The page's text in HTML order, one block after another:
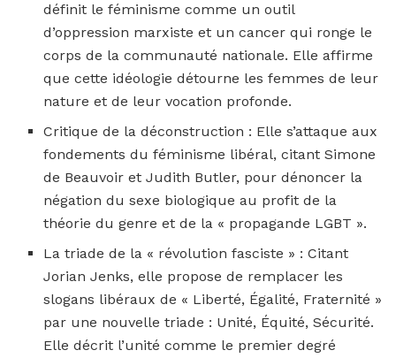
définit le féminisme comme un outil
d’oppression marxiste et un cancer qui ronge le
corps de la communauté nationale. Elle affirme
que cette idéologie détourne les femmes de leur
nature et de leur vocation profonde.
Critique de la déconstruction : Elle s’attaque aux
fondements du féminisme libéral, citant Simone
de Beauvoir et Judith Butler, pour dénoncer la
négation du sexe biologique au profit de la
théorie du genre et de la « propagande LGBT ».
La triade de la « révolution fasciste » : Citant
Jorian Jenks, elle propose de remplacer les
slogans libéraux de « Liberté, Égalité, Fraternité »
par une nouvelle triade : Unité, Équité, Sécurité.
Elle décrit l’unité comme le premier degré